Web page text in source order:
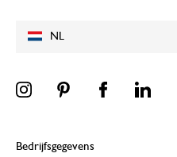
NL
Bedrijfsgegevens